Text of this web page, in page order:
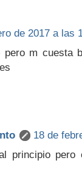
de 2017 a las
pero m cuesta
18 de
principio